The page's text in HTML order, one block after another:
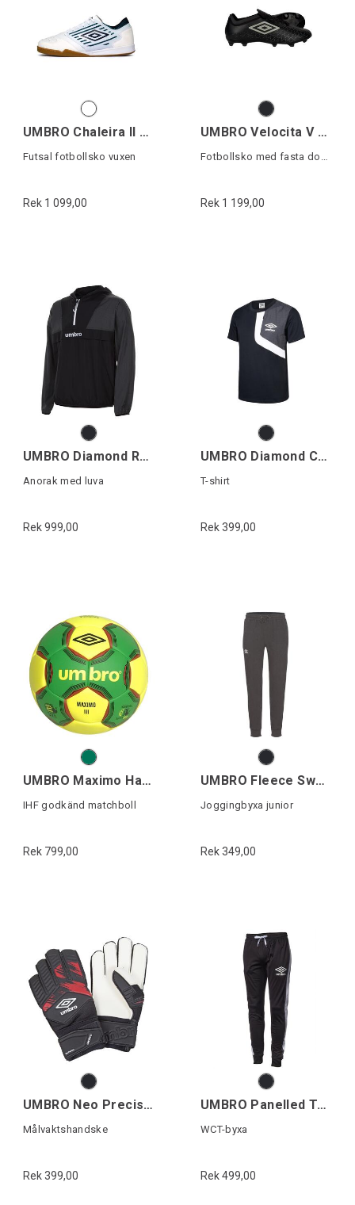
UMBRO Chaleira II Pro
Futsal fotbollsko vuxen
Rek 1 099,00
UMBRO Velocita V Premier FG
Rek 1 199,00
UMBRO Diamond Reveal Cagoule
Anorak med luva
Rek 999,00
UMBRO Diamond Cut Pocket Tee
T-shirt
Rek 399,00
UMBRO Maximo Handboll
IHF godkänd matchboll
Rek 799,00
UMBRO Fleece Sweat Pant Jr
Joggingbyxa junior
Rek 349,00
UMBRO Neo Precision Glove
Målvaktshandske
Rek 399,00
UMBRO Panelled Track Pant
WCT-byxa
Rek 499,00